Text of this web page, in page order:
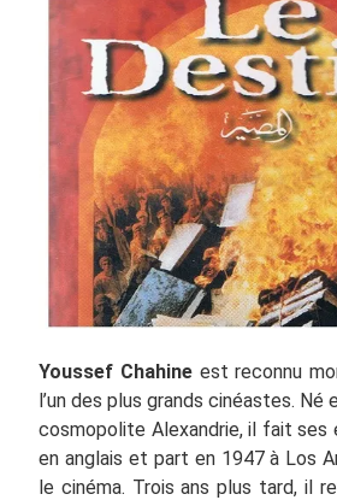
Youssef Chahineest reconnu
l’un des plus grands cinéastes. Né
cosmopolite Alexandrie, il fait ses
en anglais et part en 1947 à Los
le cinéma. Trois ans plus tard, il